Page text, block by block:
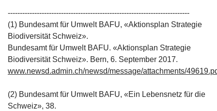
---------------------------------------------------------------------------
(1) Bundesamt für Umwelt BAFU, «Aktionsplan Strategie
Biodiversität Schweiz».
Bundesamt für Umwelt BAFU. «Aktionsplan Strategie
Biodiversität Schweiz». Bern, 6. September 2017.
www.newsd.admin.ch/newsd/message/attachments/
(2) Bundesamt für Umwelt BAFU, «Ein Lebensnetz für die
Schweiz», 38.